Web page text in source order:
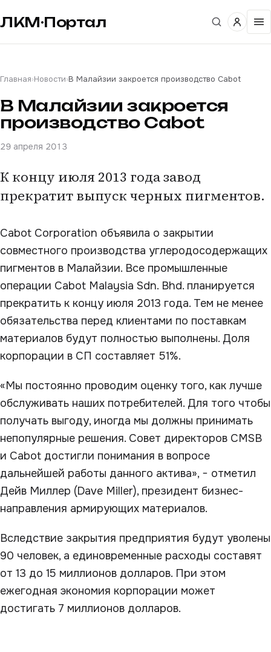
ЛКМ·Портал
Главная›Новости›В Малайзии закроется производство Cabot
В Малайзии закроется
производство Cabot
29 апреля 2013
К концу июля 2013 года завод
прекратит выпуск черных пигментов.
Cabot Corporation объявила о закрытии
совместного производства углеродосодержащих
пигментов в Малайзии. Все промышленные
операции Cabot Malaysia Sdn. Bhd. планируется
прекратить к концу июля 2013 года. Тем не менее
обязательства перед клиентами по поставкам
материалов будут полностью выполнены. Доля
корпорации в СП составляет 51%.
«Мы постоянно проводим оценку того, как лучше
обслуживать наших потребителей. Для того чтобы
получать выгоду, иногда мы должны принимать
непопулярные решения. Совет директоров CMSB
и Cabot достигли понимания в вопросе
дальнейшей работы данного актива», − отметил
Дейв Миллер (Dave Miller), президент бизнес-
направления армирующих материалов.
Вследствие закрытия предприятия будут уволены
90 человек, а единовременные расходы составят
от 13 до 15 миллионов долларов. При этом
ежегодная экономия корпорации может
достигать 7 миллионов долларов.